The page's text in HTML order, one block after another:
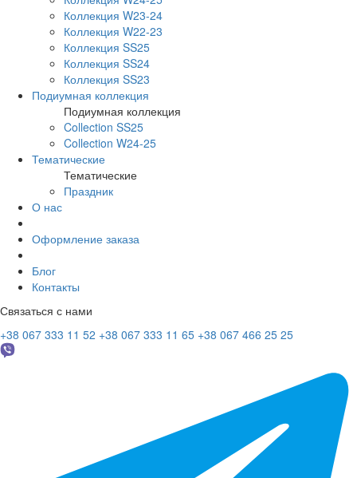
Коллекция W23-24
Коллекция W22-23
Коллекция SS25
Коллекция SS24
Коллекция SS23
Подиумная коллекция
Подиумная коллекция
Collection SS25
Collection W24-25
Тематические
Тематические
Праздник
О нас
Оформление заказа
Блог
Контакты
Связаться с нами
+38 067 333 11 52 +38 067 333 11 65 +38 067 466 25 25